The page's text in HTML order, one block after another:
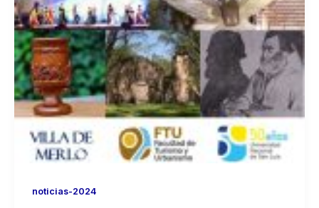
noticias-2024